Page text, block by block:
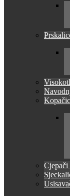
Cjepači